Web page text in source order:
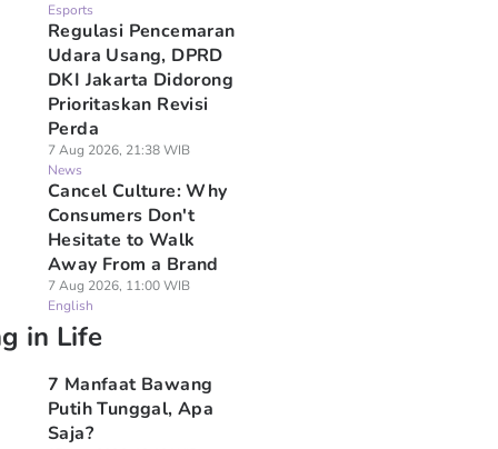
Esports
Regulasi Pencemaran
Udara Usang, DPRD
DKI Jakarta Didorong
Prioritaskan Revisi
Perda
7 Aug 2026, 21:38 WIB
News
Cancel Culture: Why
Consumers Don't
Hesitate to Walk
Away From a Brand
7 Aug 2026, 11:00 WIB
English
in Life
7 Manfaat Bawang
Putih Tunggal, Apa
Saja?